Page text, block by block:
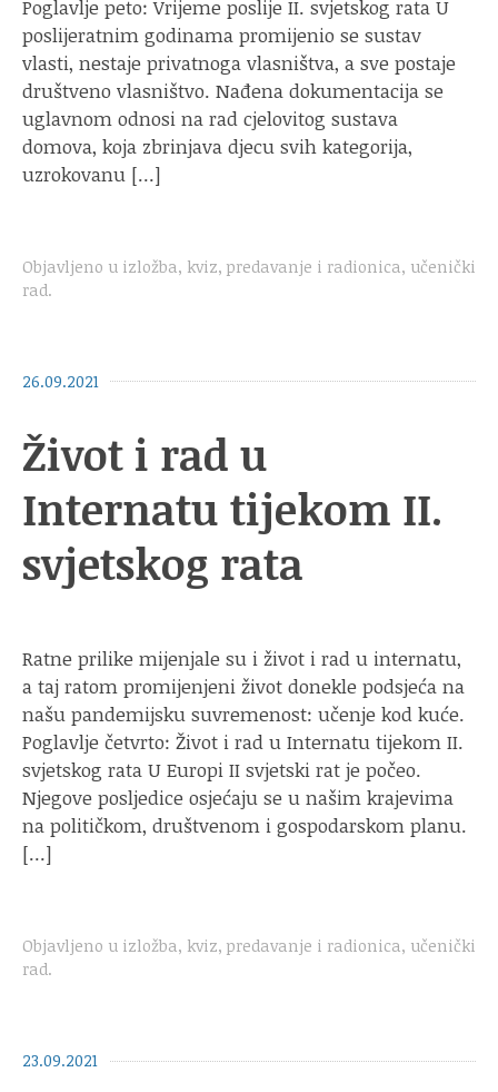
Poglavlje peto: Vrijeme poslije II. svjetskog rata U
poslijeratnim godinama promijenio se sustav
vlasti, nestaje privatnoga vlasništva, a sve postaje
društveno vlasništvo. Nađena dokumentacija se
uglavnom odnosi na rad cjelovitog sustava
domova, koja zbrinjava djecu svih kategorija,
uzrokovanu […]
Objavljeno u izložba, kviz, predavanje i radionica, učenički
rad.
26.09.2021
Život i rad u
Internatu tijekom II.
svjetskog rata
Ratne prilike mijenjale su i život i rad u internatu,
a taj ratom promijenjeni život donekle podsjeća na
našu pandemijsku suvremenost: učenje kod kuće.
Poglavlje četvrto: Život i rad u Internatu tijekom II.
svjetskog rata U Europi II svjetski rat je počeo.
Njegove posljedice osjećaju se u našim krajevima
na političkom, društvenom i gospodarskom planu.
[…]
Objavljeno u izložba, kviz, predavanje i radionica, učenički
rad.
23.09.2021